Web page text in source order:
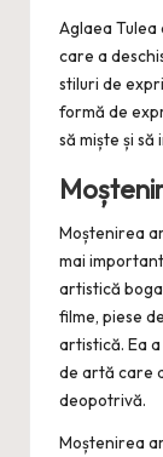
Aglaea
care a
stiluri de
formă de
să miște și să
Moștenirea
mai
artistică
filme, piese
artistică. Ea
de artă care
deopotrivă.
Moștenirea